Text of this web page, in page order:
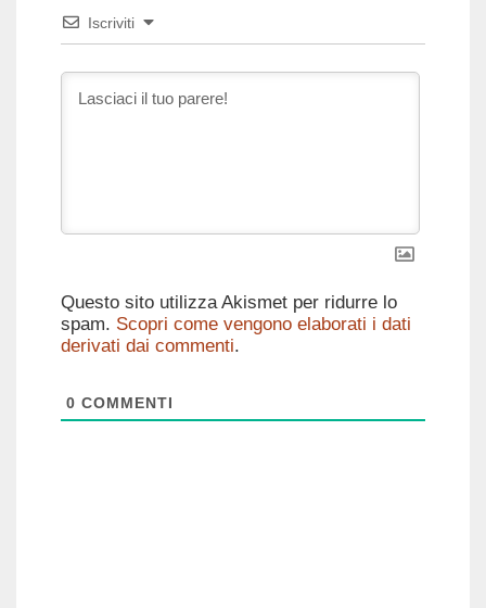
Iscriviti
Questo sito utilizza Akismet per ridurre lo
spam. Scopri come vengono elaborati i dati
derivati dai commenti.
0 COMMENTI